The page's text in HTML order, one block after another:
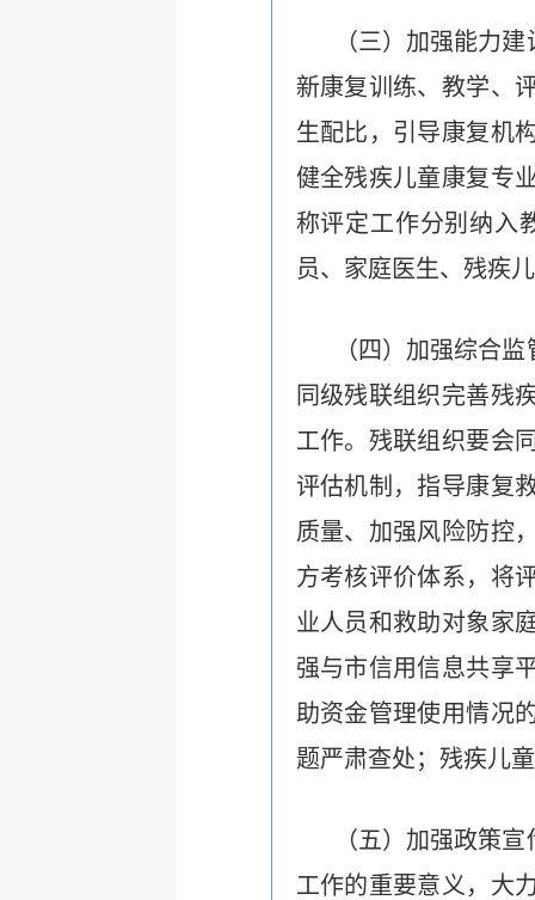
（三）加强能力
新康复训练、教学、
生配比，引导康复机
健全残疾儿童康复专
称评定工作分别纳入
员、家庭医生、残疾
（四）加强综合监
同级残联组织完善残
工作。残联组织要会
评估机制，指导康复
质量、加强风险防控
方考核评价体系，将
业人员和救助对象家
强与市信用信息共享
助资金管理使用情况
题严肃查处； 残疾儿
（五）加强政策
工作的重要意义，大